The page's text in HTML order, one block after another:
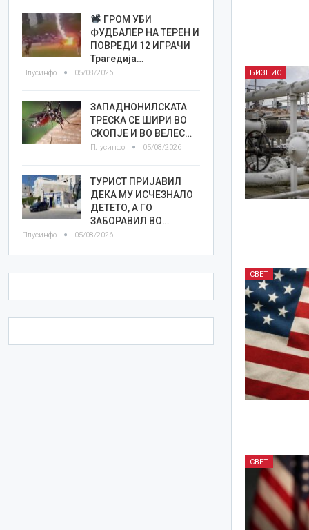
БИЗНИС
СВЕТ
СВЕТ
ГРОМ УБИ
ФУДБАЛЕР НА ТЕРЕН И
ПОВРЕДИ 12 ИГРАЧИ
Трагедија…
Плусинфо 05/08/2026
ЗАПАДНОНИЛСКАТА
ТРЕСКА СЕ ШИРИ ВО
СКОПЈЕ И ВО ВЕЛЕС…
Плусинфо 05/08/2026
ТУРИСТ ПРИЈАВИЛ
ДЕКА МУ ИСЧЕЗНАЛО
ДЕТЕТО, А ГО
ЗАБОРАВИЛ ВО…
Плусинфо 05/08/2026